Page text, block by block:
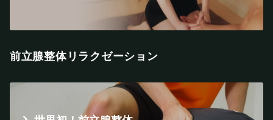
前立腺整体リラクゼーション